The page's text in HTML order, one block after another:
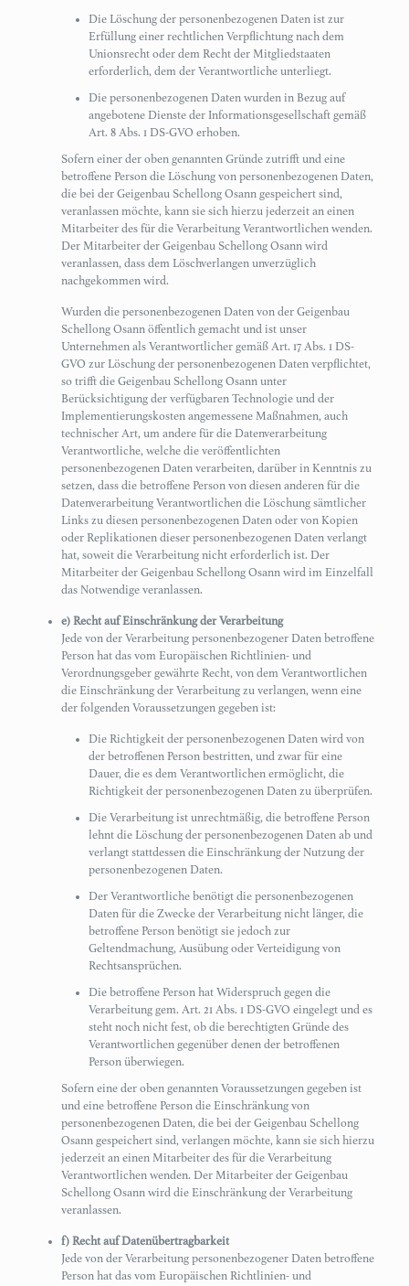
Die Löschung der personenbezogenen Daten ist zur
Erfüllung einer rechtlichen Verpflichtung nach dem
Unionsrecht oder dem Recht der Mitgliedstaaten
erforderlich, dem der Verantwortliche unterliegt.
Die personenbezogenen Daten wurden in Bezug auf
angebotene Dienste der Informationsgesellschaft gemäß
Art. 8 Abs. 1 DS-GVO erhoben.
Sofern einer der oben genannten Gründe zutrifft und eine
betroffene Person die Löschung von personenbezogenen Daten,
die bei der Geigenbau Schellong Osann gespeichert sind,
veranlassen möchte, kann sie sich hierzu jederzeit an einen
Mitarbeiter des für die Verarbeitung Verantwortlichen wenden.
Der Mitarbeiter der Geigenbau Schellong Osann wird
veranlassen, dass dem Löschverlangen unverzüglich
nachgekommen wird.
Wurden die personenbezogenen Daten von der Geigenbau
Schellong Osann öffentlich gemacht und ist unser
Unternehmen als Verantwortlicher gemäß Art. 17 Abs. 1 DS-
GVO zur Löschung der personenbezogenen Daten verpflichtet,
so trifft die Geigenbau Schellong Osann unter
Berücksichtigung der verfügbaren Technologie und der
Implementierungskosten angemessene Maßnahmen, auch
technischer Art, um andere für die Datenverarbeitung
Verantwortliche, welche die veröffentlichten
personenbezogenen Daten verarbeiten, darüber in Kenntnis zu
setzen, dass die betroffene Person von diesen anderen für die
Datenverarbeitung Verantwortlichen die Löschung sämtlicher
Links zu diesen personenbezogenen Daten oder von Kopien
oder Replikationen dieser personenbezogenen Daten verlangt
hat, soweit die Verarbeitung nicht erforderlich ist. Der
Mitarbeiter der Geigenbau Schellong Osann wird im Einzelfall
das Notwendige veranlassen.
e) Recht auf Einschränkung der Verarbeitung
Jede von der Verarbeitung personenbezogener Daten betroffene
Person hat das vom Europäischen Richtlinien- und
Verordnungsgeber gewährte Recht, von dem Verantwortlichen
die Einschränkung der Verarbeitung zu verlangen, wenn eine
der folgenden Voraussetzungen gegeben ist:
Die Richtigkeit der personenbezogenen Daten wird von
der betroffenen Person bestritten, und zwar für eine
Dauer, die es dem Verantwortlichen ermöglicht, die
Richtigkeit der personenbezogenen Daten zu überprüfen.
Die Verarbeitung ist unrechtmäßig, die betroffene Person
lehnt die Löschung der personenbezogenen Daten ab und
verlangt stattdessen die Einschränkung der Nutzung der
personenbezogenen Daten.
Der Verantwortliche benötigt die personenbezogenen
Daten für die Zwecke der Verarbeitung nicht länger, die
betroffene Person benötigt sie jedoch zur
Geltendmachung, Ausübung oder Verteidigung von
Rechtsansprüchen.
Die betroffene Person hat Widerspruch gegen die
Verarbeitung gem. Art. 21 Abs. 1 DS-GVO eingelegt und es
steht noch nicht fest, ob die berechtigten Gründe des
Verantwortlichen gegenüber denen der betroffenen
Person überwiegen.
Sofern eine der oben genannten Voraussetzungen gegeben ist
und eine betroffene Person die Einschränkung von
personenbezogenen Daten, die bei der Geigenbau Schellong
Osann gespeichert sind, verlangen möchte, kann sie sich hierzu
jederzeit an einen Mitarbeiter des für die Verarbeitung
Verantwortlichen wenden. Der Mitarbeiter der Geigenbau
Schellong Osann wird die Einschränkung der Verarbeitung
veranlassen.
f) Recht auf Datenübertragbarkeit
Jede von der Verarbeitung personenbezogener Daten betroffene
Person hat das vom Europäischen Richtlinien- und